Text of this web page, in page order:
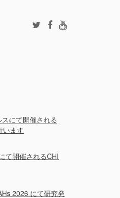
にて開催される
います
て開催されるCHI
2026 にて研究発